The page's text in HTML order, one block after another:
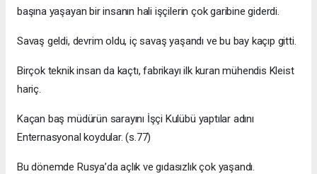
başına yaşayan bir insanın hali işçilerin çok garibine giderdi.
Savaş geldi, devrim oldu, iç savaş yaşandı ve bu bay kaçıp gitti.
Birçok teknik insan da kaçtı, fabrikayı ilk kuran mühendis Kleist
hariç.
Kaçan baş müdürün sarayını İşçi Kulübü yaptılar adını
Enternasyonal koydular. (s.77)
Bu dönemde Rusya’da açlık ve gıdasızlık çok yaşandı.